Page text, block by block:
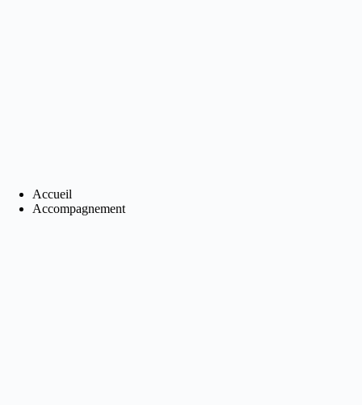
Accueil
Accompagnement